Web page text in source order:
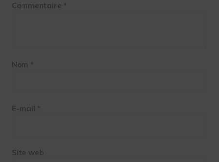
Commentaire *
Nom *
E-mail *
Site web